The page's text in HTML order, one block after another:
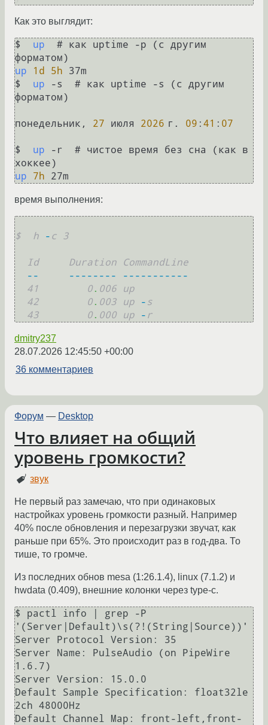
Как это выглядит:
$ up
  # как uptime -p (с другим
up
1d 5h 37m
$ up -s  # как uptime -s (с другим
форматом)
понедельник, 27 июля 2026 г. 09 : 41 : 07
$ up -r  # чистое время без сна (как в
up
7h
время выполнения:
$  h - c 3
Id     Duration CommandLine
--
--------
-----------
41        0. 006 up
42        0. 003 up - s
43        0. 000 up - r
dmitry237
28.07.2026 12:45:50 +00:00
36 комментариев
Форум — Desktop
Что влияет на общий
уровень громкости?
звук
Не первый раз замечаю, что при одинаковых
настройках уровень громкости разный. Например
40% после обновления и перезагрузки звучат, как
раньше при 65%. Это происходит раз в год-два. То
тише, то громче.
Из последних обнов mesa (1:26.1.4), linux (7.1.2) и
hwdata (0.409), внешние колонки через type-c.
$ pactl info | grep -P
'(Server|Default)\s(?!(String|Source))'
Server Protocol Version: 35
Server Name: PulseAudio (on PipeWire
1.6.7)
Server Version: 15.0.0
Default Sample Specification: float32le
2ch 48000Hz
Default Channel Map: front-left,front-